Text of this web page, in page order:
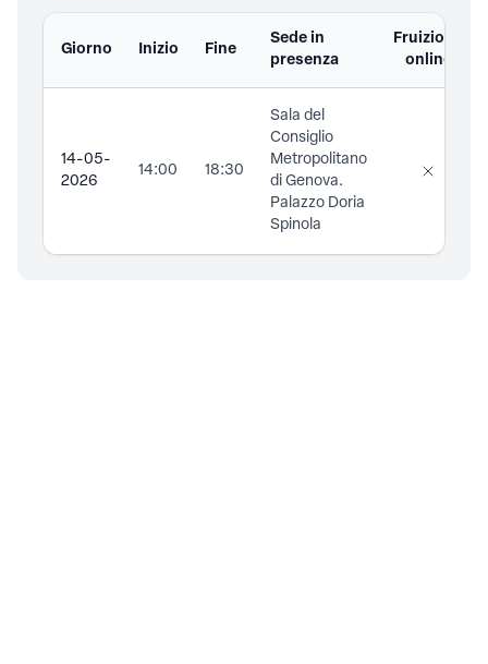
Giorno Inizio Fine
Sede in
presenza
Fruizione
online
14-05-
2026
14:00 18:30
Sala del
Consiglio
Metropolitano
di Genova.
Palazzo Doria
Spinola